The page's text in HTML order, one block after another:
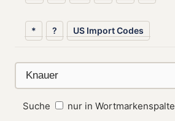
* ? US Import Codes
Suche nur in Wortmarkenspalte